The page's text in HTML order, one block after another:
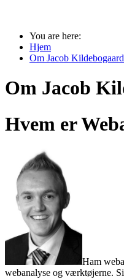
You are here:
Hjem
Om Jacob Kildebogaard
Om Jacob
Hvem er
Ham
webanalyse og værktøjerne.